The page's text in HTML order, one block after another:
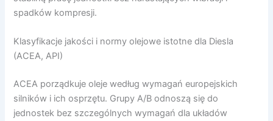
spadków kompresji.
Klasyfikacje jakości i normy olejowe istotne dla Diesla
(ACEA, API)
ACEA porządkuje oleje według wymagań europejskich
silników i ich osprzętu. Grupy A/B odnoszą się do
jednostek bez szczególnych wymagań dla układów